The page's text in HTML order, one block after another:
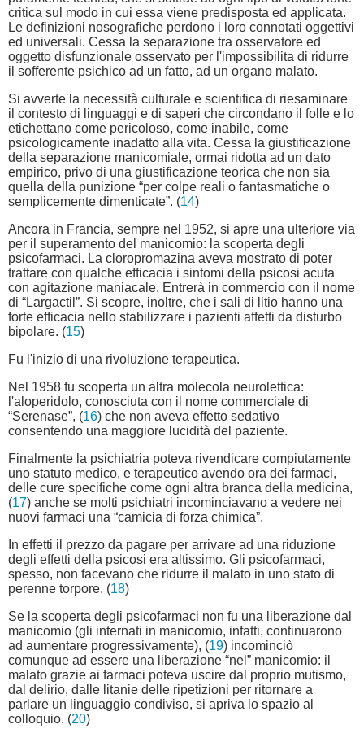
critica sul modo in cui essa viene predisposta ed applicata.
Le definizioni nosografiche perdono i loro connotati oggettivi
ed universali. Cessa la separazione tra osservatore ed
oggetto disfunzionale osservato per l'impossibilita di ridurre
il sofferente psichico ad un fatto, ad un organo malato.
Si avverte la necessità culturale e scientifica di riesaminare
il contesto di linguaggi e di saperi che circondano il folle e lo
etichettano come pericoloso, come inabile, come
psicologicamente inadatto alla vita. Cessa la giustificazione
della separazione manicomiale, ormai ridotta ad un dato
empirico, privo di una giustificazione teorica che non sia
quella della punizione “per colpe reali o fantasmatiche o
semplicemente dimenticate”. (14)
Ancora in Francia, sempre nel 1952, si apre una ulteriore via
per il superamento del manicomio: la scoperta degli
psicofarmaci. La cloropromazina aveva mostrato di poter
trattare con qualche efficacia i sintomi della psicosi acuta
con agitazione maniacale. Entrerà in commercio con il nome
di “Largactil”. Si scopre, inoltre, che i sali di litio hanno una
forte efficacia nello stabilizzare i pazienti affetti da disturbo
bipolare. (15)
Fu l'inizio di una rivoluzione terapeutica.
Nel 1958 fu scoperta un altra molecola neurolettica:
l'aloperidolo, conosciuta con il nome commerciale di
“Serenase”, (16) che non aveva effetto sedativo
consentendo una maggiore lucidità del paziente.
Finalmente la psichiatria poteva rivendicare compiutamente
uno statuto medico, e terapeutico avendo ora dei farmaci,
delle cure specifiche come ogni altra branca della medicina,
(17) anche se molti psichiatri incominciavano a vedere nei
nuovi farmaci una “camicia di forza chimica”.
In effetti il prezzo da pagare per arrivare ad una riduzione
degli effetti della psicosi era altissimo. Gli psicofarmaci,
spesso, non facevano che ridurre il malato in uno stato di
perenne torpore. (18)
Se la scoperta degli psicofarmaci non fu una liberazione dal
manicomio (gli internati in manicomio, infatti, continuarono
ad aumentare progressivamente), (19) incominciò
comunque ad essere una liberazione “nel” manicomio: il
malato grazie ai farmaci poteva uscire dal proprio mutismo,
dal delirio, dalle litanie delle ripetizioni per ritornare a
parlare un linguaggio condiviso, si apriva lo spazio al
colloquio. (20)